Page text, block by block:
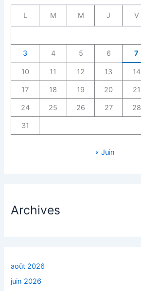
L M M J V
3 4 5 6 7
10 11 12 13 14
17 18 19 20 21
24 25 26 27 28
31
« Juin
Archives
août 2026
juin 2026